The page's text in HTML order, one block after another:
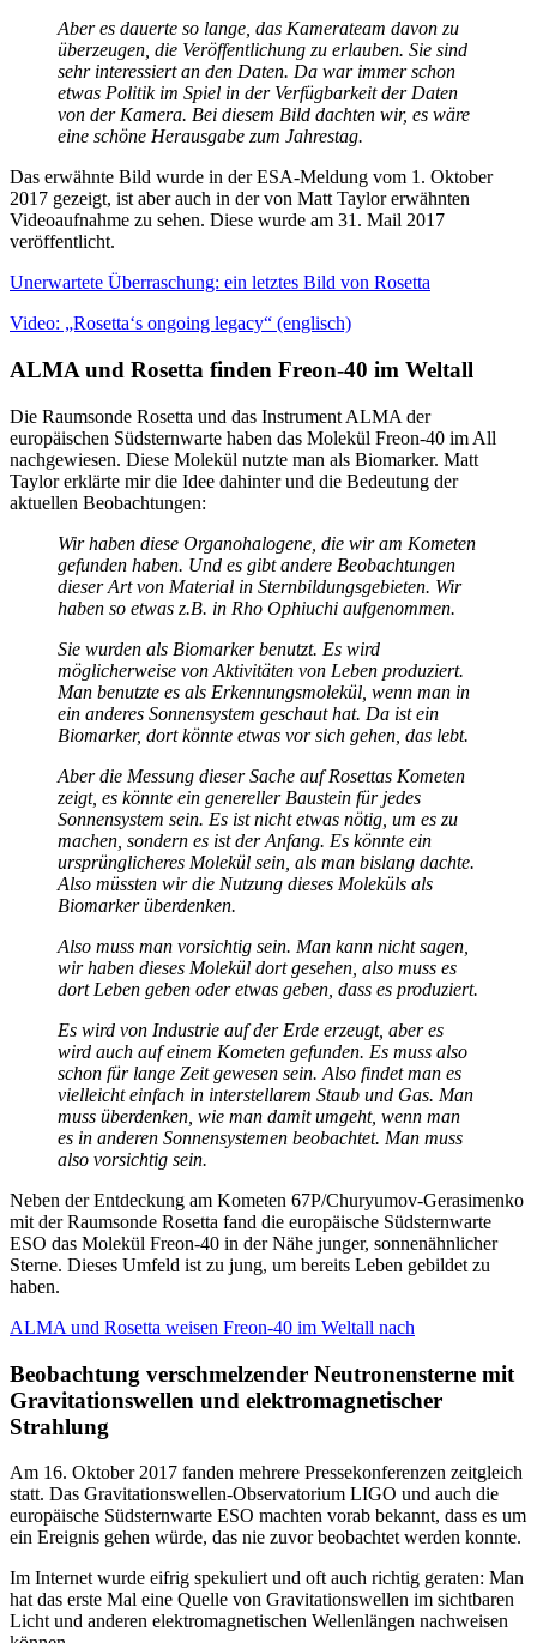
Aber es dauerte so lange, das Kamerateam davon zu
überzeugen, die Veröffentlichung zu erlauben. Sie sind
sehr interessiert an den Daten. Da war immer schon
etwas Politik im Spiel in der Verfügbarkeit der Daten
von der Kamera. Bei diesem Bild dachten wir, es wäre
eine schöne Herausgabe zum Jahrestag.
Das erwähnte Bild wurde in der ESA-Meldung vom 1. Oktober
2017 gezeigt, ist aber auch in der von Matt Taylor erwähnten
Videoaufnahme zu sehen. Diese wurde am 31. Mail 2017
veröffentlicht.
Unerwartete Überraschung: ein letztes Bild von Rosetta
Video: „Rosetta‘s ongoing legacy“ (englisch)
ALMA und Rosetta finden Freon-40 im Weltall
Die Raumsonde Rosetta und das Instrument ALMA der
europäischen Südsternwarte haben das Molekül Freon-40 im All
nachgewiesen. Diese Molekül nutzte man als Biomarker. Matt
Taylor erklärte mir die Idee dahinter und die Bedeutung der
aktuellen Beobachtungen:
Wir haben diese Organohalogene, die wir am Kometen
gefunden haben. Und es gibt andere Beobachtungen
dieser Art von Material in Sternbildungsgebieten. Wir
haben so etwas z.B. in Rho Ophiuchi aufgenommen.
Sie wurden als Biomarker benutzt. Es wird
möglicherweise von Aktivitäten von Leben produziert.
Man benutzte es als Erkennungsmolekül, wenn man in
ein anderes Sonnensystem geschaut hat. Da ist ein
Biomarker, dort könnte etwas vor sich gehen, das lebt.
Aber die Messung dieser Sache auf Rosettas Kometen
zeigt, es könnte ein genereller Baustein für jedes
Sonnensystem sein. Es ist nicht etwas nötig, um es zu
machen, sondern es ist der Anfang. Es könnte ein
ursprünglicheres Molekül sein, als man bislang dachte.
Also müssten wir die Nutzung dieses Moleküls als
Biomarker überdenken.
Also muss man vorsichtig sein. Man kann nicht sagen,
wir haben dieses Molekül dort gesehen, also muss es
dort Leben geben oder etwas geben, dass es produziert.
Es wird von Industrie auf der Erde erzeugt, aber es
wird auch auf einem Kometen gefunden. Es muss also
schon für lange Zeit gewesen sein. Also findet man es
vielleicht einfach in interstellarem Staub und Gas. Man
muss überdenken, wie man damit umgeht, wenn man
es in anderen Sonnensystemen beobachtet. Man muss
also vorsichtig sein.
Neben der Entdeckung am Kometen 67P/Churyumov-Gerasimenko
mit der Raumsonde Rosetta fand die europäische Südsternwarte
ESO das Molekül Freon-40 in der Nähe junger, sonnenähnlicher
Sterne. Dieses Umfeld ist zu jung, um bereits Leben gebildet zu
haben.
ALMA und Rosetta weisen Freon-40 im Weltall nach
Beobachtung verschmelzender Neutronensterne mit
Gravitationswellen und elektromagnetischer
Strahlung
Am 16. Oktober 2017 fanden mehrere Pressekonferenzen zeitgleich
statt. Das Gravitationswellen-Observatorium LIGO und auch die
europäische Südsternwarte ESO machten vorab bekannt, dass es um
ein Ereignis gehen würde, das nie zuvor beobachtet werden konnte.
Im Internet wurde eifrig spekuliert und oft auch richtig geraten: Man
hat das erste Mal eine Quelle von Gravitationswellen im sichtbaren
Licht und anderen elektromagnetischen Wellenlängen nachweisen